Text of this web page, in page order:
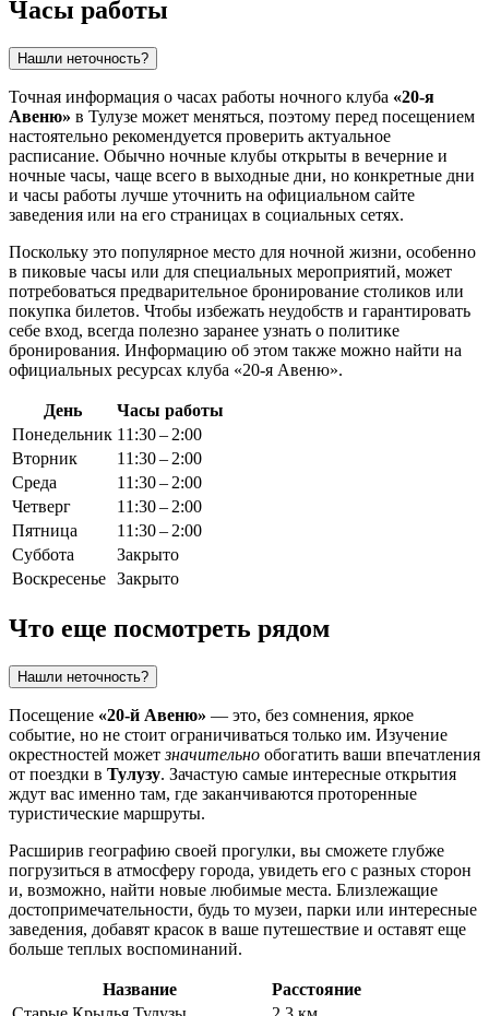
Часы работы
Нашли неточность?
Точная информация о часах работы ночного клуба «20-я
Авеню» в Тулузе может меняться, поэтому перед посещением
настоятельно рекомендуется проверить актуальное
расписание. Обычно ночные клубы открыты в вечерние и
ночные часы, чаще всего в выходные дни, но конкретные дни
и часы работы лучше уточнить на официальном сайте
заведения или на его страницах в социальных сетях.
Поскольку это популярное место для ночной жизни, особенно
в пиковые часы или для специальных мероприятий, может
потребоваться предварительное бронирование столиков или
покупка билетов. Чтобы избежать неудобств и гарантировать
себе вход, всегда полезно заранее узнать о политике
бронирования. Информацию об этом также можно найти на
официальных ресурсах клуба «20-я Авеню».
День
Часы работы
Понедельник 11:30 – 2:00
Вторник
11:30 – 2:00
Среда
11:30 – 2:00
Четверг
11:30 – 2:00
Пятница
11:30 – 2:00
Суббота
Закрыто
Воскресенье Закрыто
Что еще посмотреть рядом
Нашли неточность?
Посещение «20-й Авеню» — это, без сомнения, яркое
событие, но не стоит ограничиваться только им. Изучение
окрестностей можетзначительно обогатить ваши впечатления
от поездки в Тулузу. Зачастую самые интересные открытия
ждут вас именно там, где заканчиваются проторенные
туристические маршруты.
Расширив географию своей прогулки, вы сможете глубже
погрузиться в атмосферу города, увидеть его с разных сторон
и, возможно, найти новые любимые места. Близлежащие
достопримечательности, будь то музеи, парки или интересные
заведения, добавят красок в ваше путешествие и оставят еще
больше теплых воспоминаний.
Название
Расстояние